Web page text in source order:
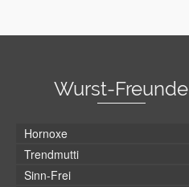
Wurst-Freunde
Hornoxe
Trendmutti
Sinn-Frei